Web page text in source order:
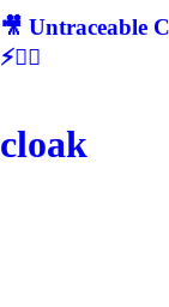
🎥 Untraceable
⚡🕵‍♂
cloak